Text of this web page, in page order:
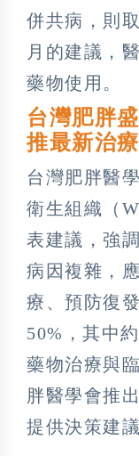
併共病，則
月的建議，
藥物使用。
台灣肥胖
推最新治療
台灣肥胖醫
衛生組織（
表建議，強
病因複雜，
療、預防復
50%，其中
藥物治療與
胖醫學會推
提供決策建